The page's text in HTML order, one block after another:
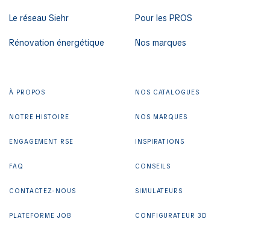
Le réseau Siehr
Rénovation énergétique
Pour les PROS
Nos marques
À PROPOS
NOTRE HISTOIRE
ENGAGEMENT RSE
FAQ
CONTACTEZ-NOUS
PLATEFORME JOB
NOS CATALOGUES
NOS MARQUES
INSPIRATIONS
CONSEILS
SIMULATEURS
CONFIGURATEUR 3D